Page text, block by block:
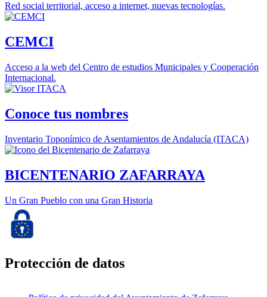
Red social territorial, acceso a internet, nuevas tecnologías.
CEMCI
Acceso a la web del Centro de estudios Municipales y Cooperación
Internacional.
Conoce tus nombres
Inventario Toponímico de Asentamientos de Andalucía (ITACA)
BICENTENARIO ZAFARRAYA
Un Gran Pueblo con una Gran Historia
Protección de datos